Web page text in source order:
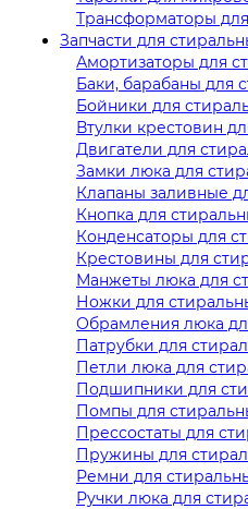
Трансформаторы
Запчасти для
Амортизаторы для
Баки, барабаны для
Бойники для
Втулки крестовин
Двигатели для
Замки люка для
Клапаны заливные
Кнопка для
Конденсаторы для
Крестовины для
Манжеты люка для
Ножки для
Обрамления люка
Патрубки для
Петли люка для
Подшипники для
Помпы для
Прессостаты для
Пружины для
Ремни для
Ручки люка для